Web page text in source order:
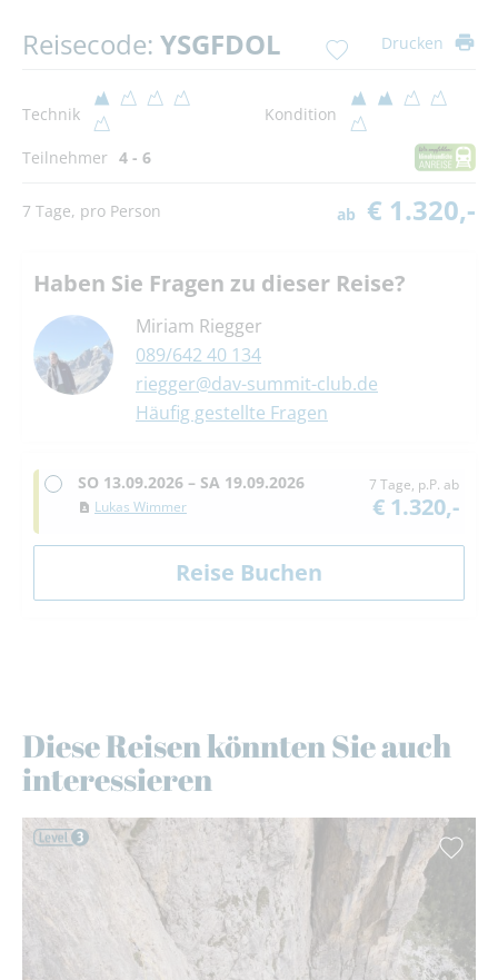
Reisecode: YSGFDOL Drucken
Technik Kondition
Teilnehmer 4 - 6
7 Tage, pro Person ab € 1.320,-
Haben Sie Fragen zu dieser Reise?
Miriam Riegger
089/642 40 134
riegger@dav-summit-club.de
Häufig gestellte Fragen
SO 13.09.2026 – SA 19.09.2026
Lukas Wimmer
7 Tage, p.P. ab
€ 1.320,-
Diese Reisen könnten Sie auch
interessieren